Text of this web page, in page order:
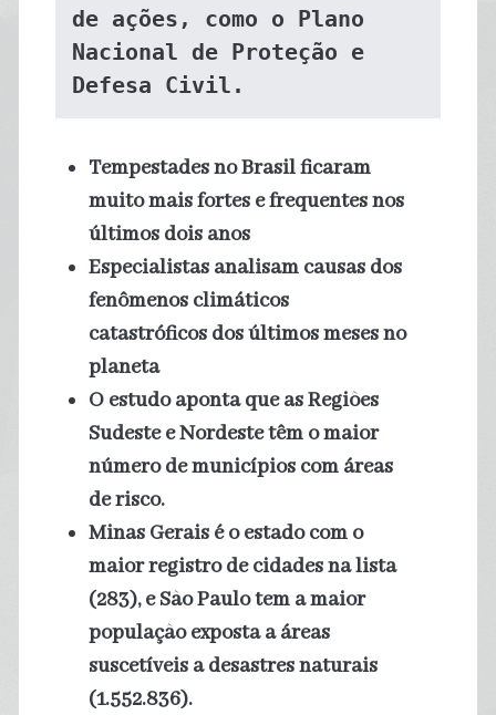
de ações, como o Plano
Nacional de Proteção e
Defesa Civil.
Tempestades no Brasil ficaram
muito mais fortes e frequentes nos
últimos dois anos
Especialistas analisam causas dos
fenômenos climáticos
catastróficos dos últimos meses no
planeta
O estudo aponta que as Regiões
Sudeste e Nordeste têm o maior
número de municípios com áreas
de risco.
Minas Gerais é o estado com o
maior registro de cidades na lista
(283), e São Paulo tem a maior
população exposta a áreas
suscetíveis a desastres naturais
(1.552.836).